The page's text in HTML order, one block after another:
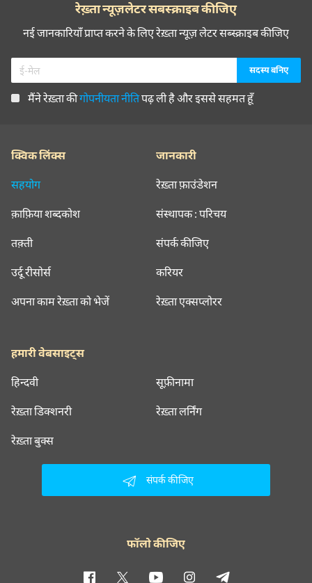
रेख़्ता न्यूज़लेटर सबस्क्राइब कीजिए
नई जानकारियाँ प्राप्त करने के लिए रेख़्ता न्यूज़ लेटर सब्स्क्राइब कीजिए
मैंने रेख़्ता कीगोपनीयता नीतिपढ़ ली है और इससे सहमत हूँ
क्विक लिंक्स
सहयोग
क़ाफ़िया शब्दकोश
तक़्ती
उर्दू रीसोर्स
अपना काम रेख़्ता को भेजें
जानकारी
रेख़्ता फ़ाउंडेशन
संस्थापक : परिचय
संपर्क कीजिए
करियर
रेख़्ता एक्सप्लोरर
हमारी वेबसाइट्स
हिन्दवी सूफ़ीनामा
रेख़्ता डिक्शनरी रेख़्ता लर्निंग
रेख़्ता बुक्स
संपर्क कीजिए
फॉलो कीजिए